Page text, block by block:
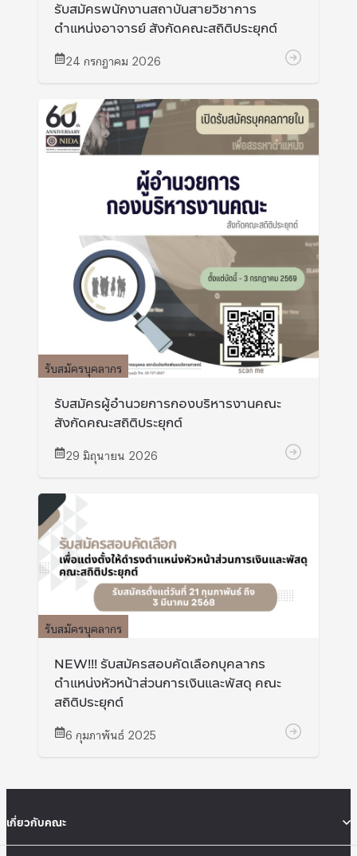
รับสมัครพนักงานสถาบันสายวิชาการ
ตำแหน่งอาจารย์ สังกัดคณะสถิติประยุกต์
24 กรกฎาคม 2026
รับสมัครบุคลากร
รับสมัครผู้อำนวยการกองบริหารงานคณะ
สังกัดคณะสถิติประยุกต์
29 มิถุนายน 2026
รับสมัครบุคลากร
NEW!!! รับสมัครสอบคัดเลือกบุคลากร
ตำแหน่งหัวหน้าส่วนการเงินและพัสดุ คณะ
สถิติประยุกต์
6 กุมภาพันธ์ 2025
เกี่ยวกับคณะ